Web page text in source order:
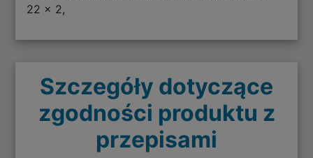
22 x 2,
Szczegóły dotyczące
zgodności produktu z
przepisami